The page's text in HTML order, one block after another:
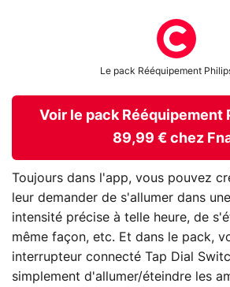
Le pack Rééquipement
Voir le pack Rééquipement
89,99 € chez
Toujours dans l'app, vous pouvez
leur demander de s'allumer dans
intensité précise à telle heure, de
même façon, etc. Et dans le pack,
interrupteur connecté Tap Dial
simplement d'allumer/éteindre les